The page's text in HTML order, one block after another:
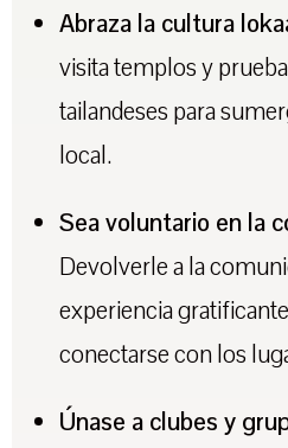
Abraza la cultura
visita templos y
tailandeses para
local.
Sea voluntario en la
Devolverle a la
experiencia
conectarse con los
Únase a clubes y